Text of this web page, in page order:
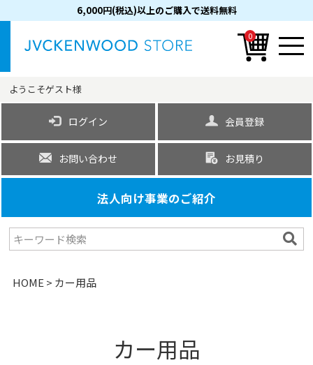
6,000円(税込)以上のご購入で送料無料
0
ようこそゲスト様
ログイン 会員登録
お問い合わせ お見積り
法人向け事業のご紹介
HOME カー用品
カー用品